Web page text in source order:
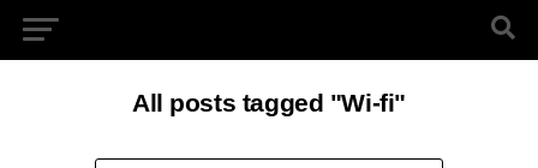
All posts tagged "Wi-fi"